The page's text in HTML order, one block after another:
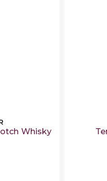
Whisky